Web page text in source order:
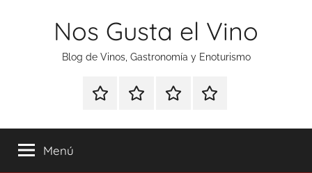
Nos Gusta el Vino
Blog de Vinos, Gastronomía y Enoturismo
Especial
Tonics
Enoturismo
Gastronomía
RankingContacto
Menú